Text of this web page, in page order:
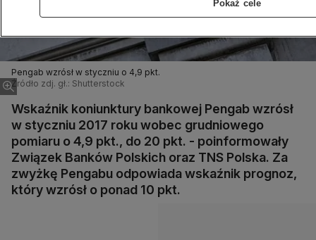
Pengab wzrósł w styczniu o 4,9 pkt.
Źródło zdj. gł.: Shutterstock
Wskaźnik koniunktury bankowej Pengab wzrósł
w styczniu 2017 roku wobec grudniowego
pomiaru o 4,9 pkt., do 20 pkt. - poinformowały
Związek Banków Polskich oraz TNS Polska. Za
zwyżkę Pengabu odpowiada wskaźnik prognoz,
który wzrósł o ponad 10 pkt.
Pokaż cele